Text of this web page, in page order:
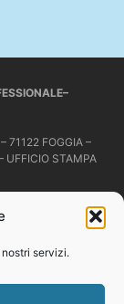
servizi.
71122 FOGGIA –
STAMPA
questo sito se non